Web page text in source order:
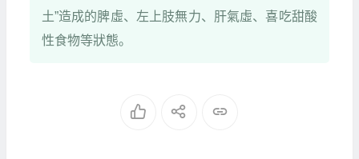
土”造成的脾虛、左上肢無力、肝氣虛、喜吃甜酸
性食物等狀態。